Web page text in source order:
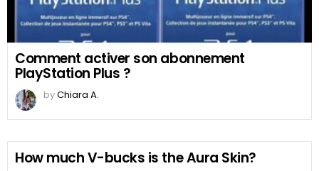
Comment activer son abonnement
PlayStation Plus ?
byChiara A.
How much V-bucks is the Aura Skin?